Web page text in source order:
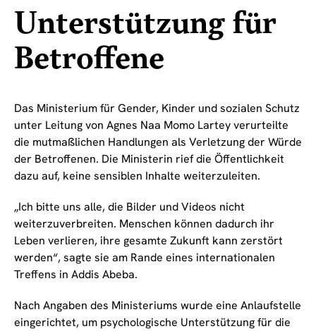
Unterstützung für
Betroffene
Das Ministerium für Gender, Kinder und sozialen Schutz
unter Leitung von Agnes Naa Momo Lartey verurteilte
die mutmaßlichen Handlungen als Verletzung der Würde
der Betroffenen. Die Ministerin rief die Öffentlichkeit
dazu auf, keine sensiblen Inhalte weiterzuleiten.
„Ich bitte uns alle, die Bilder und Videos nicht
weiterzuverbreiten. Menschen können dadurch ihr
Leben verlieren, ihre gesamte Zukunft kann zerstört
werden“, sagte sie am Rande eines internationalen
Treffens in Addis Abeba.
Nach Angaben des Ministeriums wurde eine Anlaufstelle
eingerichtet, um psychologische Unterstützung für die